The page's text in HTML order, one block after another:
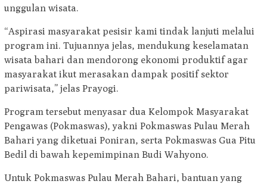
unggulan wisata.
“Aspirasi masyarakat pesisir kami tindak lanjuti melalui
program ini. Tujuannya jelas, mendukung keselamatan
wisata bahari dan mendorong ekonomi produktif agar
masyarakat ikut merasakan dampak positif sektor
pariwisata,” jelas Prayogi.
Program tersebut menyasar dua Kelompok Masyarakat
Pengawas (Pokmaswas), yakni Pokmaswas Pulau Merah
Bahari yang diketuai Poniran, serta Pokmaswas Gua Pitu
Bedil di bawah kepemimpinan Budi Wahyono.
Untuk Pokmaswas Pulau Merah Bahari, bantuan yang